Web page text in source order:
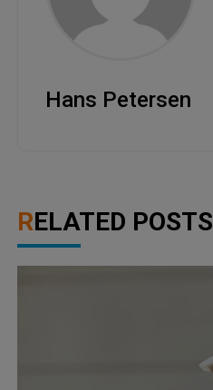
Hans Petersen
RELATED POSTS